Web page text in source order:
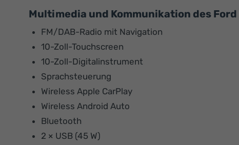
Multimedia und Kommunikation des
FM/DAB-Radio mit Navigation
10-Zoll-Touchscreen
10-Zoll-Digitalinstrument
Sprachsteuerung
Wireless Apple CarPlay
Wireless Android Auto
Bluetooth
2 × USB (45 W)